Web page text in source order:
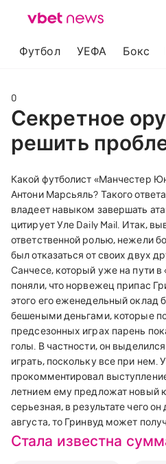
Футбол УЕФА Бокс
0
Секретное
решить
Какой футболист «Манчестер
Антони Марсьяль? Такого
владеет навыком завершать
цитирует Уле Daily Mail. Итак,
ответственной ролью, нежели
был отказаться от своих двух
Санчесе, который уже на пути
поняли, что норвежец припас
этого его еженедельный оклад
бешеными деньгами, которые
предсезонных играх парень
голы. В частности, он
играть, поскольку все при нем.
прокомментировал
летнием ему предложат новый
серьезная, в результате чего
августа, то Гринвуд может
Стала известна